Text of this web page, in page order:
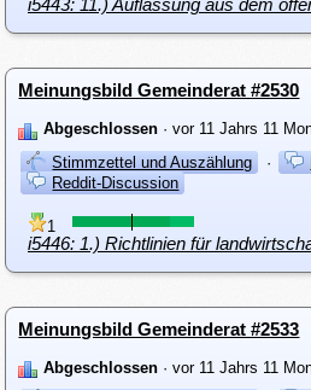
Meinungsbild Gemeinderat #2530
Abgeschlossen · vor 11 Jahrs 11
Stimmzettel und Auszählung
·
Reddit-Discussion
1
Meinungsbild Gemeinderat #2533
Abgeschlossen · vor 11 Jahrs 11